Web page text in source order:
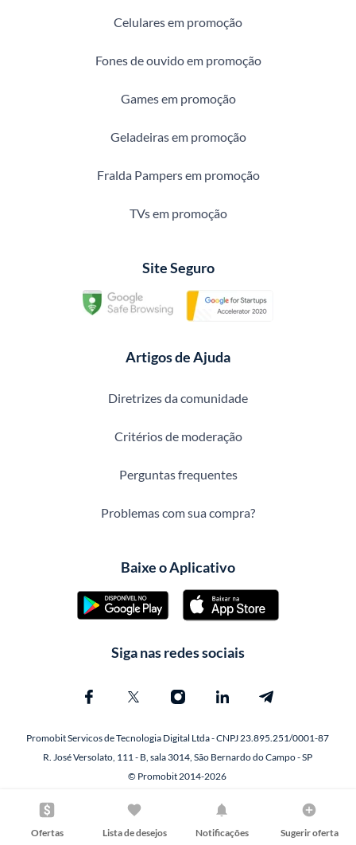
Ofertas Lista de desejos Notificações Sugerir oferta
Celulares em promoção
Fones de ouvido em promoção
Games em promoção
Geladeiras em promoção
Fralda Pampers em promoção
TVs em promoção
Site Seguro
Artigos de Ajuda
Diretrizes da comunidade
Critérios de moderação
Perguntas frequentes
Problemas com sua compra?
Baixe o Aplicativo
Siga nas redes sociais
Promobit Servicos de Tecnologia Digital Ltda - CNPJ 23.895.251/0001-87
R. José Versolato, 111 - B, sala 3014, São Bernardo do Campo - SP
© Promobit 2014-2026